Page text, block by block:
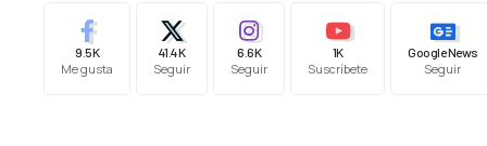
9.5K
Me gusta
41.4K
Seguir
6.6K
Seguir
1K
Suscríbete
Google News
Seguir